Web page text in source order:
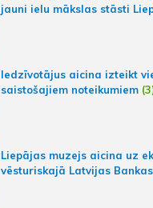
jauni ielu mākslas stāsti
Iedzīvotājus aicina izteikt
saistošajiem noteikumiem
Liepājas muzejs aicina uz
vēsturiskajā Latvijas